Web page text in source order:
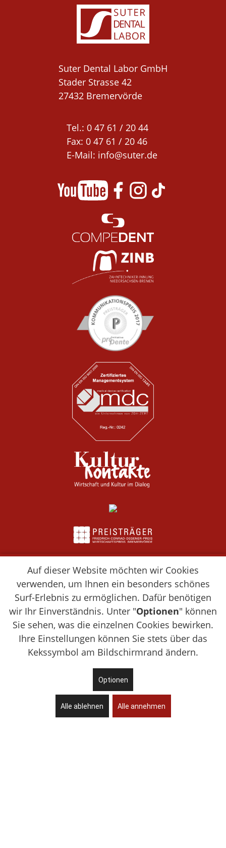
Suter Dental Labor GmbH
Stader Strasse 42
27432 Bremervörde
Tel.: 0 47 61 / 20 44
Fax: 0 47 61 / 20 46
E-Mail: info@suter.de
Auf dieser Website möchten wir Cookies
verwenden, um Ihnen ein besonders schönes
Surf-Erlebnis zu ermöglichen. Dafür benötigen
wir Ihr Einverständnis. Unter "Optionen" können
Sie sehen, was die einzelnen Cookies bewirken.
Ihre Einstellungen können Sie stets über das
Kekssymbol am Bildschirmrand ändern.
Optionen
Alle ablehnen Alle annehmen